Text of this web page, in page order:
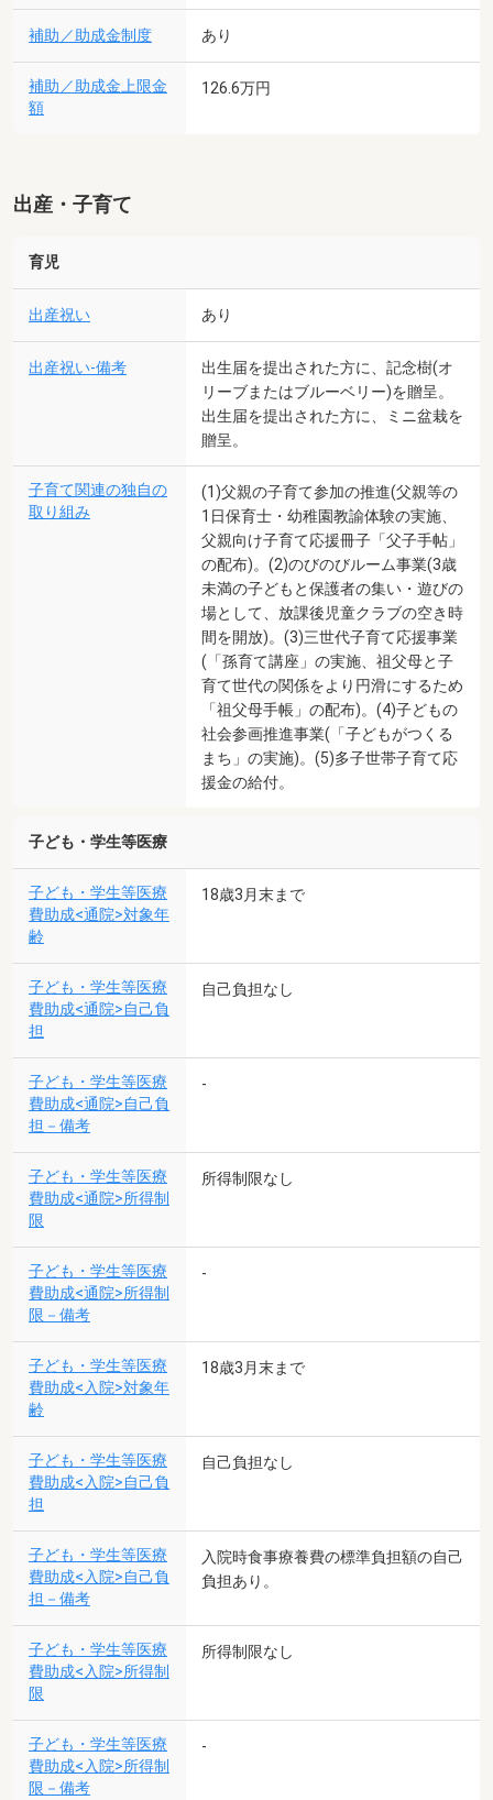
補助／助成金制度 あり
補助／助成金上限金
額
126.6万円
出産・子育て
育児
出産祝い あり
出産祝い-備考
出生届を提出された方に、記念樹(オ
リーブまたはブルーベリー)を贈呈。
出生届を提出された方に、ミニ盆栽を
贈呈。
子育て関連の独自の
取り組み
(1)父親の子育て参加の推進(父親等の
1日保育士・幼稚園教諭体験の実施、
父親向け子育て応援冊子「父子手帖」
の配布)。(2)のびのびルーム事業(3歳
未満の子どもと保護者の集い・遊びの
場として、放課後児童クラブの空き時
間を開放)。(3)三世代子育て応援事業
(「孫育て講座」の実施、祖父母と子
育て世代の関係をより円滑にするため
「祖父母手帳」の配布)。(4)子どもの
社会参画推進事業(「子どもがつくる
まち」の実施)。(5)多子世帯子育て応
援金の給付。
子ども・学生等医療
子ども・学生等医療
費助成<通院>対象年
齢
18歳3月末まで
子ども・学生等医療
費助成<通院>自己負
担
自己負担なし
子ども・学生等医療
費助成<通院>自己負
担－備考
-
子ども・学生等医療
費助成<通院>所得制
限
所得制限なし
子ども・学生等医療
費助成<通院>所得制
限－備考
-
子ども・学生等医療
費助成<入院>対象年
齢
18歳3月末まで
子ども・学生等医療
費助成<入院>自己負
担
自己負担なし
子ども・学生等医療
費助成<入院>自己負
担－備考
入院時食事療養費の標準負担額の自己
負担あり。
子ども・学生等医療
費助成<入院>所得制
限
所得制限なし
子ども・学生等医療
費助成<入院>所得制
限－備考
-